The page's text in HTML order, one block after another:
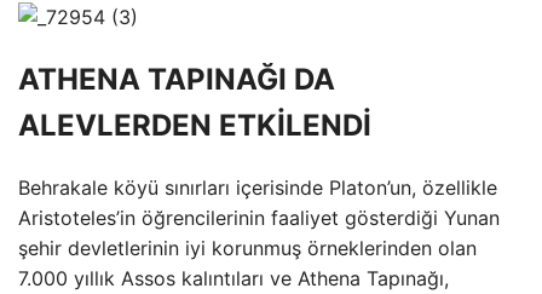
ATHENA TAPINAĞI DA
ALEVLERDEN ETKİLENDİ
Behrakale köyü sınırları içerisinde Platon’un, özellikle
Aristoteles’in öğrencilerinin faaliyet gösterdiği Yunan
şehir devletlerinin iyi korunmuş örneklerinden olan
7.000 yıllık Assos kalıntıları ve Athena Tapınağı,